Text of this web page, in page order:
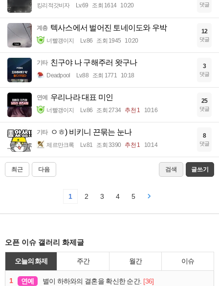
킹리적갓비자 Lv.69 조회 1614 10:20 댓글
계층 텍사스에서 벌어진 토네이도와 우박
너빨갱이지 Lv.86 조회 1945 10:20
12
댓글
기타 친구야 나 구해주러 왓구나
Deadpool Lv.88 조회 1771 10:18
3
댓글
연예 우리나라 대표 미인
너빨갱이지 Lv.86 조회 2734 추천 1 10:16
25
댓글
기타 ㅇㅎ) 비키니 끈묶는 눈나
제르만크록 Lv.81 조회 3390 추천 1 10:14
8
댓글
최근 다음 검색 글쓰기
1 2 3 4 5
오픈 이슈 갤러리 화제글
오늘의 화제 주간 월간 이슈
1 연예 별이 하하와의 결혼을 확신한 순간. [36]